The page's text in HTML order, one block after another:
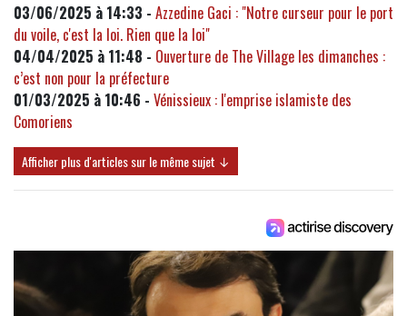
03/06/2025 à 14:33 - Azzedine Gaci : "Notre curseur pour le port
du voile, c'est la loi. Rien que la loi"
04/04/2025 à 11:48 - Ouverture de The Village les dimanches :
c’est non pour la préfecture
01/03/2025 à 10:46 - Vénissieux : l'emprise islamiste des
Comoriens
Afficher plus d'articles sur le même sujet ↓